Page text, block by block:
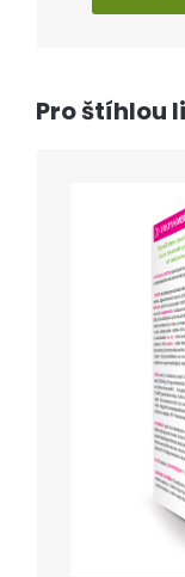
Pro štíhlou